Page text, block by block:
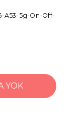
A53-5g-On-Off-
YOK